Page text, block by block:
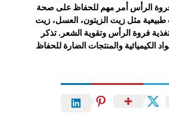
الرأس أمر مهم للحفاظ على صحة
مثل زيت الزيتون، العسل، زيت
فروة الرأس وتقوية الشعر. تذكر
الكيميائية والمنتجات الضارة للحفاظ